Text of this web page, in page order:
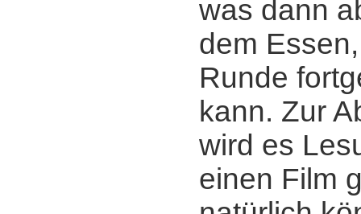
was dann
dem
Runde
kann. Zur
wird es
einen Film